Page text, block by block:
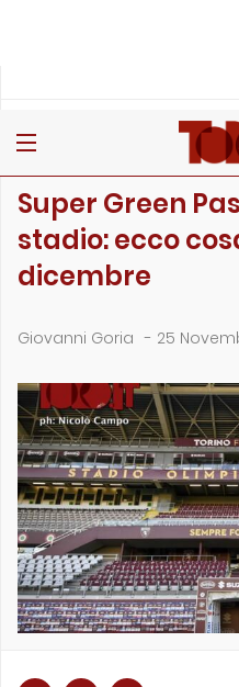
Super Green
stadio: ecco
dicembre
Giovanni Goria - 25